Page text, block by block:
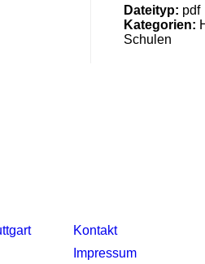
Dateityp: pdf
Kategorien:
Schulen
Kontakt
Impressum